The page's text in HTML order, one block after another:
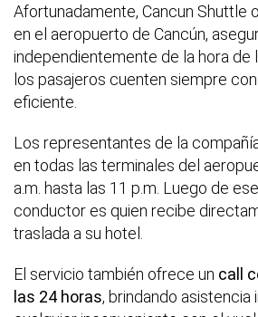
Afortunadamente, Cancun Shuttle
en el aeropuerto de Cancún,
independientemente de la hora de
los pasajeros cuenten siempre
eficiente.
Los representantes de la
en todas las terminales del
a.m. hasta las 11 p.m. Luego de
conductor es quien recibe
traslada a su hotel.
El servicio también ofrece un call
las 24 horas, brindando asistencia